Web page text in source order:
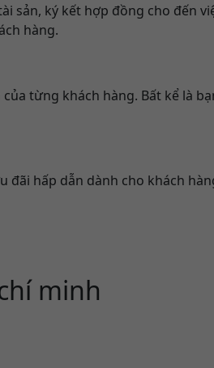
sản, ký kết hợp đồng cho đến
hàng.
từng khách hàng. Bất kể là
hấp dẫn dành cho khách
minh